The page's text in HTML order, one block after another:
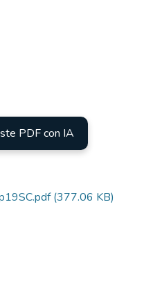
PDF con IA
(377.06 KB)